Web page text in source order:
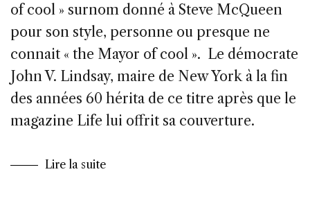
of cool » surnom donné à Steve McQueen
pour son style, personne ou presque ne
connait « the Mayor of cool ». Le démocrate
John V. Lindsay, maire de New York à la fin
des années 60 hérita de ce titre après que le
magazine Life lui offrit sa couverture.
Lire la suite